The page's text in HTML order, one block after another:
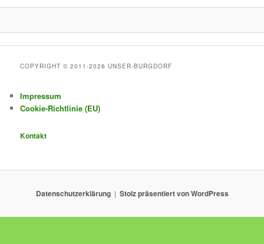
COPYRIGHT © 2011-2026 UNSER-BURGDORF
Impressum
Cookie-Richtlinie (EU)
Kontakt
Datenschutzerklärung Stolz präsentiert von WordPress